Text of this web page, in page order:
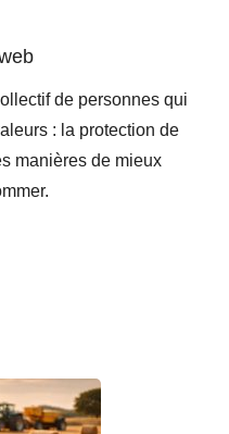
de personnes qui
: la protection de
manières de mieux